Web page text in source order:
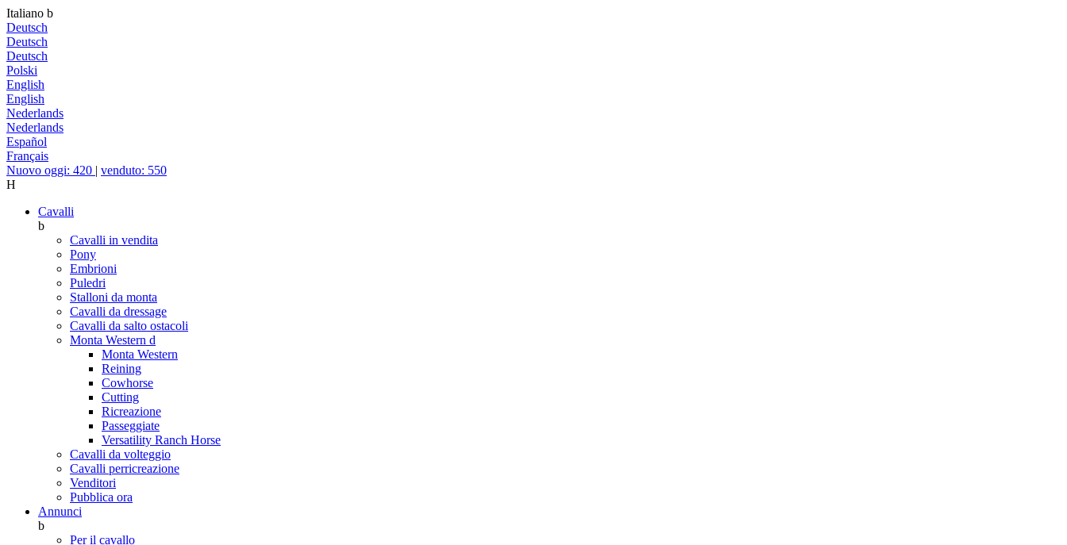
Italiano b
Deutsch
Deutsch
Deutsch
Polski
English
English
Nederlands
Nederlands
Español
Français
Nuovo oggi: 420 | venduto: 550
H
Cavalli
b
Cavalli in vendita
Pony
Embrioni
Puledri
Stalloni da monta
Cavalli da dressage
Cavalli da salto ostacoli
Monta Western d
Monta Western
Reining
Cowhorse
Cutting
Ricreazione
Passeggiate
Versatility Ranch Horse
Cavalli da volteggio
Cavalli perricreazione
Venditori
Pubblica ora
Annunci
b
Per il cavallo